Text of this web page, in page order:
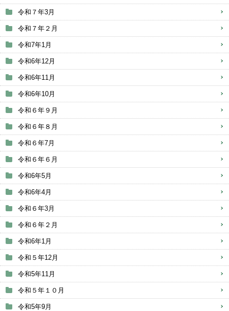
令和７年3月
令和７年２月
令和7年1月
令和6年12月
令和6年11月
令和6年10月
令和６年９月
令和６年８月
令和６年7月
令和６年６月
令和6年5月
令和6年4月
令和６年3月
令和６年２月
令和6年1月
令和５年12月
令和5年11月
令和５年１０月
令和5年9月